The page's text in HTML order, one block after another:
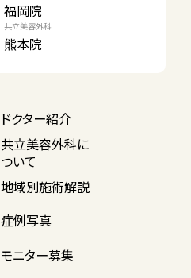
福岡院
共立美容外科
熊本院
ドクター紹介
共立美容外科に
ついて
地域別施術解説
症例写真
モニター募集